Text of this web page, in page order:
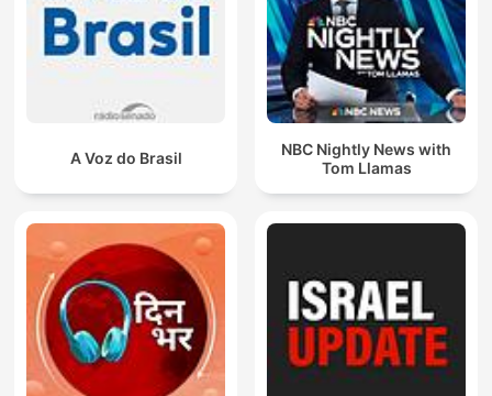
A Voz do Brasil
NBC Nightly News with
Tom Llamas